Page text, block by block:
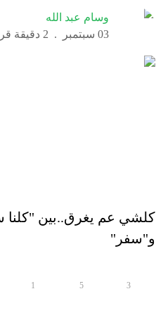
وسام عبد الله
03 سبتمبر
. 2 دقيقة قراءة
كلشي عم يغرق..بين "كلنا
و"سفر"
3
5
1